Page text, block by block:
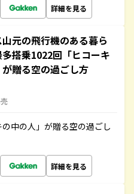
詳細を見る
元の飛行機のある暮ら
搭乗1022回「ヒコーキ
贈る空の過ごし方
中の人」が贈る空の過ごし
詳細を見る